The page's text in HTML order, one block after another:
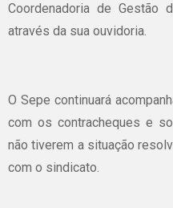
Coordenadoria de Gestão
através da sua ouvidoria.
O Sepe continuará
com os contracheques e
não tiverem a situação
com o sindicato.